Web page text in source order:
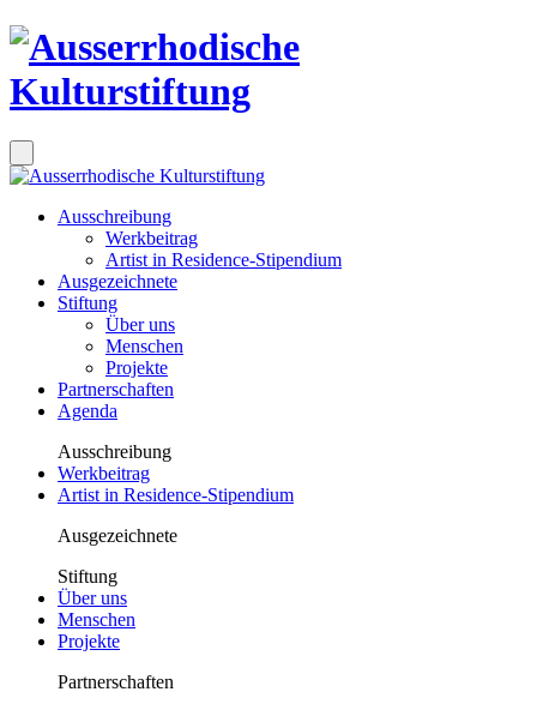
Ausschreibung
Werkbeitrag
Artist in Residence-Stipendium
Ausgezeichnete
Stiftung
Über uns
Menschen
Projekte
Partnerschaften
Agenda
Ausschreibung
Werkbeitrag
Artist in Residence-Stipendium
Ausgezeichnete
Stiftung
Über uns
Menschen
Projekte
Partnerschaften